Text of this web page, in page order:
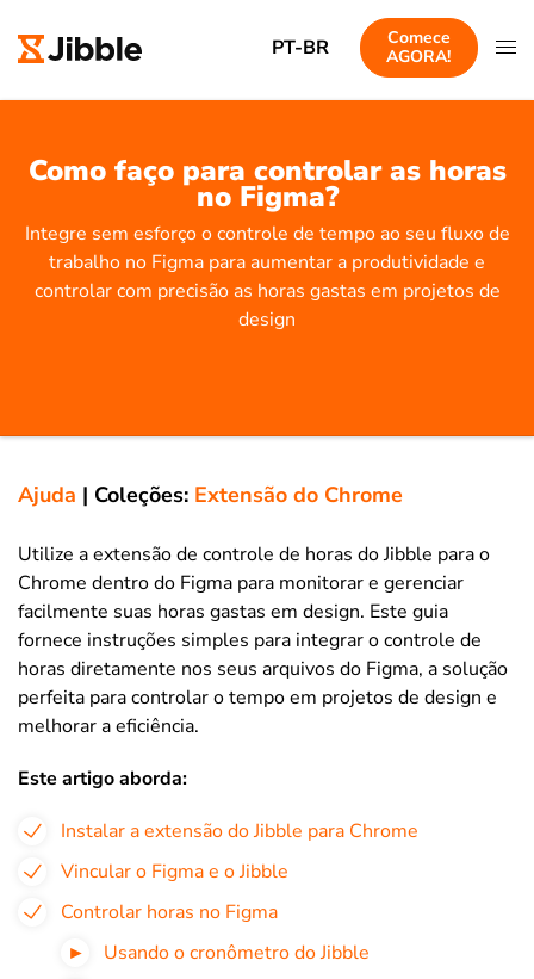
PT-BR
Comece
AGORA!
Como faço para controlar as horas
no Figma?
Integre sem esforço o controle de tempo ao seu fluxo de
trabalho no Figma para aumentar a produtividade e
controlar com precisão as horas gastas em projetos de
design
Ajuda | Coleções: Extensão do Chrome
Utilize a extensão de controle de horas do Jibble para o
Chrome dentro do Figma para monitorar e gerenciar
facilmente suas horas gastas em design. Este guia
fornece instruções simples para integrar o controle de
horas diretamente nos seus arquivos do Figma, a solução
perfeita para controlar o tempo em projetos de design e
melhorar a eficiência.
Este artigo aborda:
Instalar a extensão do Jibble para Chrome
Vincular o Figma e o Jibble
Controlar horas no Figma
Usando o cronômetro do Jibble